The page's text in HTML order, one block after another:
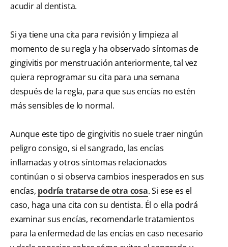
acudir al dentista.
Si ya tiene una cita para revisión y limpieza al
momento de su regla y ha observado síntomas de
gingivitis por menstruación anteriormente, tal vez
quiera reprogramar su cita para una semana
después de la regla, para que sus encías no estén
más sensibles de lo normal.
Aunque este tipo de gingivitis no suele traer ningún
peligro consigo, si el sangrado, las encías
inflamadas y otros síntomas relacionados
continúan o si observa cambios inesperados en sus
encías, podría tratarse de otra cosa. Si ese es el
caso, haga una cita con su dentista. Él o ella podrá
examinar sus encías, recomendarle tratamientos
para la enfermedad de las encías en caso necesario